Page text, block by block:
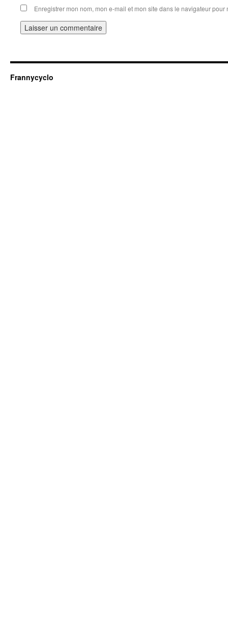
Enregistrer mon nom, mon e-mail et mon site dans le navigateur
Frannycyclo